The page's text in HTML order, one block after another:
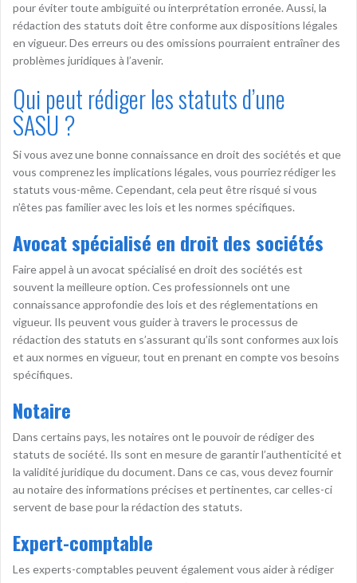
pour éviter toute ambiguïté ou interprétation erronée. Aussi, la
rédaction des statuts doit être conforme aux dispositions légales
en vigueur. Des erreurs ou des omissions pourraient entraîner des
problèmes juridiques à l’avenir.
Qui peut rédiger les statuts d’une
SASU ?
Si vous avez une bonne connaissance en droit des sociétés et que
vous comprenez les implications légales, vous pourriez rédiger les
statuts vous-même. Cependant, cela peut être risqué si vous
n’êtes pas familier avec les lois et les normes spécifiques.
Avocat spécialisé en droit des sociétés
Faire appel à un avocat spécialisé en droit des sociétés est
souvent la meilleure option. Ces professionnels ont une
connaissance approfondie des lois et des réglementations en
vigueur. Ils peuvent vous guider à travers le processus de
rédaction des statuts en s’assurant qu’ils sont conformes aux lois
et aux normes en vigueur, tout en prenant en compte vos besoins
spécifiques.
Notaire
Dans certains pays, les notaires ont le pouvoir de rédiger des
statuts de société. Ils sont en mesure de garantir l’authenticité et
la validité juridique du document. Dans ce cas, vous devez fournir
au notaire des informations précises et pertinentes, car celles-ci
servent de base pour la rédaction des statuts.
Expert-comptable
Les experts-comptables peuvent également vous aider à rédiger